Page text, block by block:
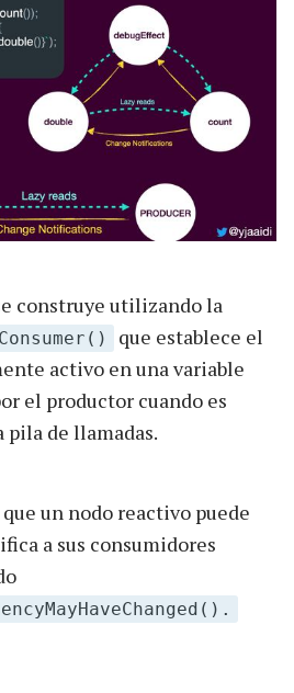
construye utilizando la
que establece el
activo en una variable
el productor cuando es
de llamadas.
un nodo reactivo puede
a sus consumidores